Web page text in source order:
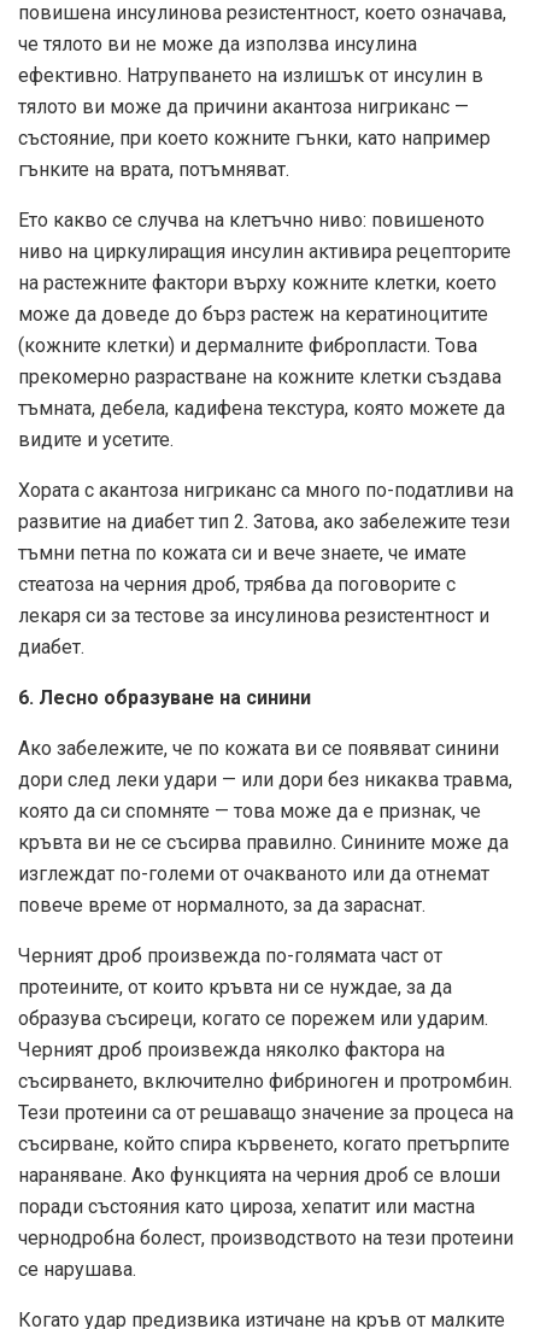
повишена инсулинова резистентност, което означава,
че тялото ви не може да използва инсулина
ефективно. Натрупването на излишък от инсулин в
тялото ви може да причини акантоза нигриканс —
състояние, при което кожните гънки, като например
гънките на врата, потъмняват.
Ето какво се случва на клетъчно ниво: повишеното
ниво на циркулиращия инсулин активира рецепторите
на растежните фактори върху кожните клетки, което
може да доведе до бърз растеж на кератиноцитите
(кожните клетки) и дермалните фибропласти. Това
прекомерно разрастване на кожните клетки създава
тъмната, дебела, кадифена текстура, която можете да
видите и усетите.
Хората с акантоза нигриканс са много по-податливи на
развитие на диабет тип 2. Затова, ако забележите тези
тъмни петна по кожата си и вече знаете, че имате
стеатоза на черния дроб, трябва да поговорите с
лекаря си за тестове за инсулинова резистентност и
диабет.
6. Лесно образуване на синини
Ако забележите, че по кожата ви се появяват синини
дори след леки удари — или дори без никаква травма,
която да си спомняте — това може да е признак, че
кръвта ви не се съсирва правилно. Синините може да
изглеждат по-големи от очакваното или да отнемат
повече време от нормалното, за да зараснат.
Черният дроб произвежда по-голямата част от
протеините, от които кръвта ни се нуждае, за да
образува съсиреци, когато се порежем или ударим.
Черният дроб произвежда няколко фактора на
съсирването, включително фибриноген и протромбин.
Тези протеини са от решаващо значение за процеса на
съсирване, който спира кървенето, когато претърпите
нараняване. Ако функцията на черния дроб се влоши
поради състояния като цироза, хепатит или мастна
чернодробна болест, производството на тези протеини
се нарушава.
Когато удар предизвика изтичане на кръв от малките